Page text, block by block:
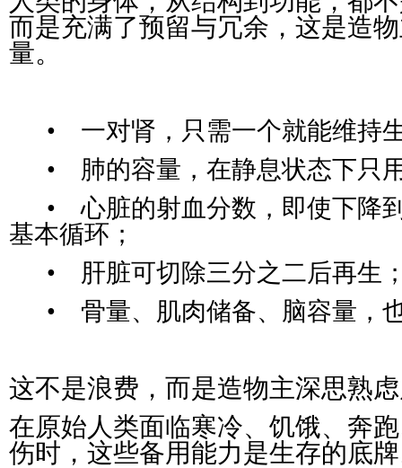
而是充满了预留与冗余，这是造
量。
• 一对肾，只需一个就能维持
• 肺的容量，在静息状态下只
• 心脏的射血分数，即使下降
基本循环；
• 肝脏可切除三分之二后再生
• 骨量、肌肉储备、脑容量，
这不是浪费，而是造物主深思熟
在原始人类面临寒冷、饥饿、奔
伤时，这些备用能力是生存的底